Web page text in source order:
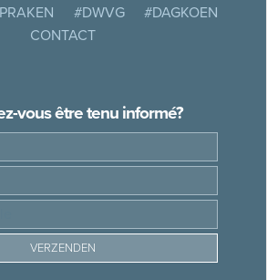
#DWVG
#DAGKOEN
CONTACT
vous être tenu informé?